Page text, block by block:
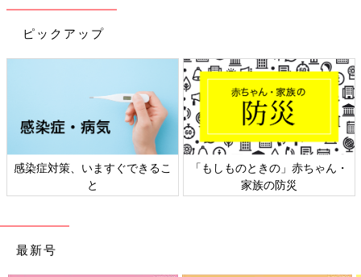
ピックアップ
感染症対策、いますぐできるこ
と
「もしものときの」赤ちゃん・
家族の防災
最新号